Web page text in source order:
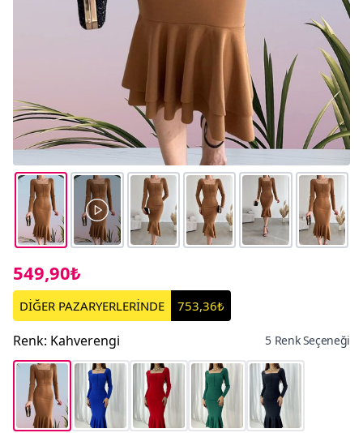
549,90₺
DİĞER PAZARYERLERİNDE 753,36₺
Renk: Kahverengi 5 Renk Seçeneği